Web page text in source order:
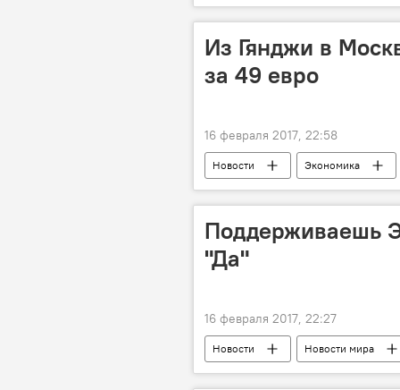
цены
Продажа
Из Гянджи в
за 49 евро
16 февраля 2017, 22:58
Новости Экономика
Авиарейсы
Бюджетный
Поддерживаешь
"Да"
16 февраля 2017, 22:27
Новости Новости мира